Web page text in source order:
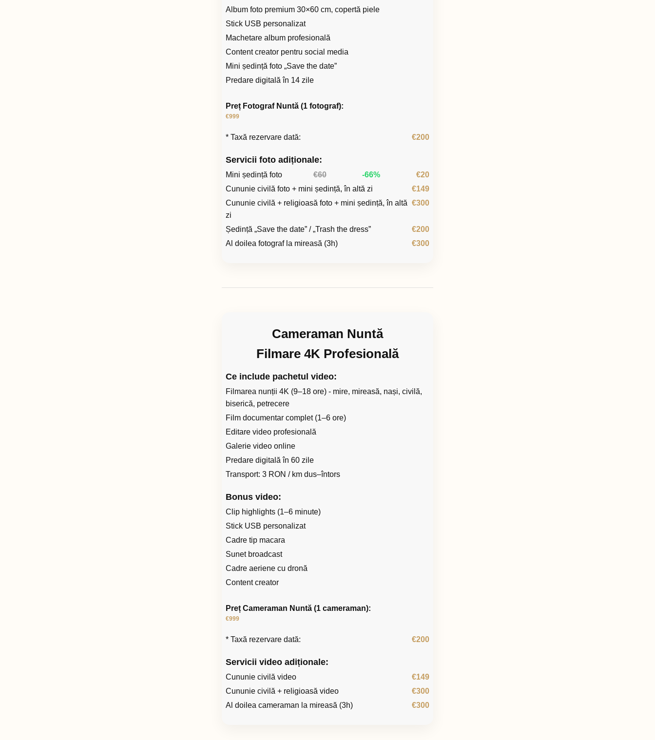
Album foto premium 30×60 cm, copertă piele
Stick USB personalizat
Machetare album profesională
Content creator pentru social media
Mini ședință foto „Save the date”
Predare digitală în 14 zile
Preț Fotograf Nuntă (1 fotograf):
€999
* Taxă rezervare dată: €200
Servicii foto adiționale:
Mini ședință foto €60 -66%
€20
Cununie civilă foto + mini ședință, în altă zi
€149
Cununie civilă + religioasă foto + mini ședință, în altă
zi
€300
Ședință „Save the date” / „Trash the dress”
€200
Al doilea fotograf la mireasă (3h)
€300
Cameraman Nuntă
Filmare 4K Profesională
Ce include pachetul video:
Filmarea nunții 4K (9–18 ore) - mire, mireasă, nași, civilă,
biserică, petrecere
Film documentar complet (1–6 ore)
Editare video profesională
Galerie video online
Predare digitală în 60 zile
Transport: 3 RON / km dus–întors
Bonus video:
Clip highlights (1–6 minute)
Stick USB personalizat
Cadre tip macara
Sunet broadcast
Cadre aeriene cu dronă
Content creator
Preț Cameraman Nuntă (1 cameraman):
€999
* Taxă rezervare dată: €200
Servicii video adiționale:
Cununie civilă video
€149
Cununie civilă + religioasă video
€300
Al doilea cameraman la mireasă (3h)
€300